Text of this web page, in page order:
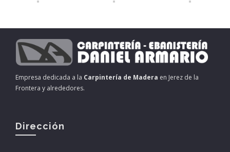
Empresa dedicada a la Carpintería de Madera en Jerez de la
Frontera y alrededores.
Dirección